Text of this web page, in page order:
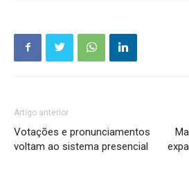
Artigo anterior
Votações e pronunciamentos
voltam ao sistema presencial